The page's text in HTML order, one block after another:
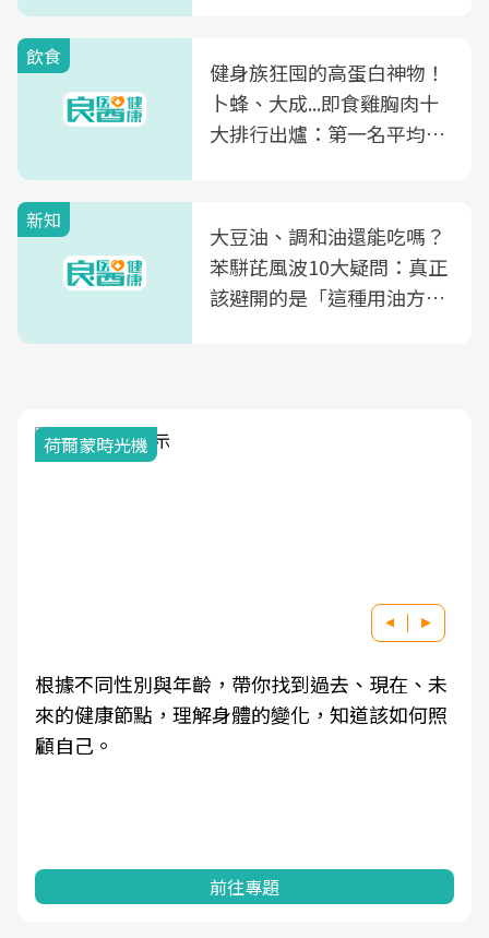
飲食
健身族狂囤的高蛋白神物！
卜蜂、大成...即食雞胸肉十
大排行出爐：第一名平均一
新知
大豆油、調和油還能吃嗎？
苯駢芘風波10大疑問：真正
該避開的是「這種用油方
荷爾蒙時光機
根據不同性別與年齡，帶你找到過去、現在、未
來的健康節點，理解身體的變化，知道該如何照
顧自己。
前往專題